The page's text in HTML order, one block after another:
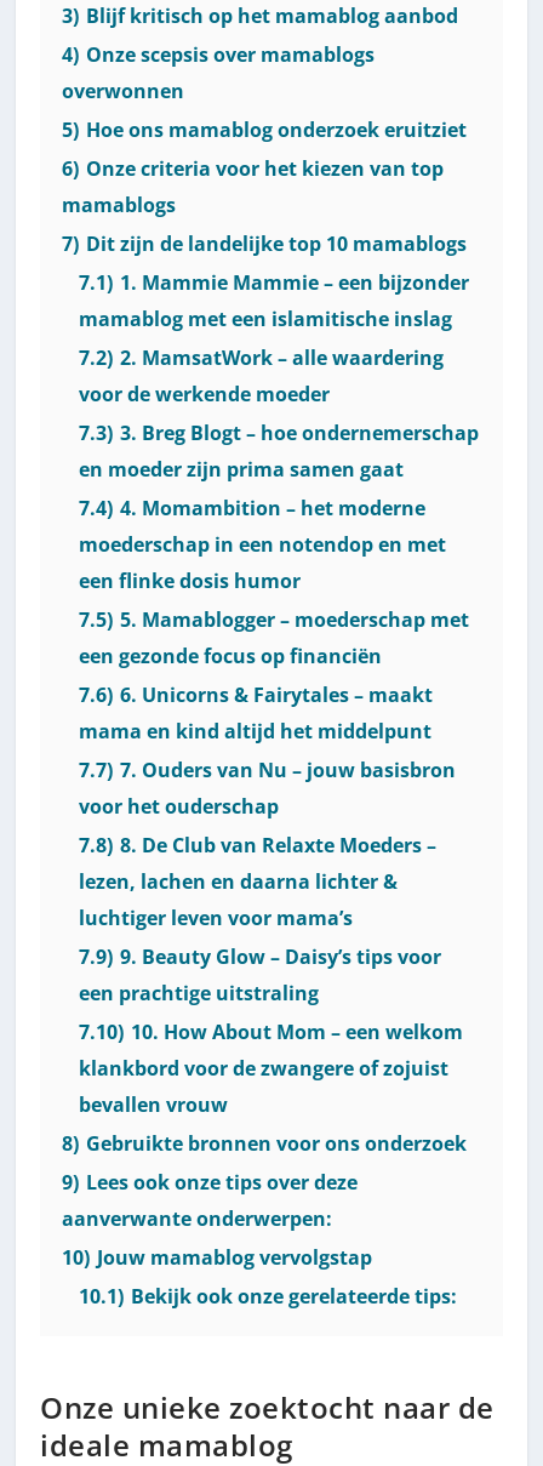
3) Blijf kritisch op het mamablog aanbod
4) Onze scepsis over mamablogs
overwonnen
5) Hoe ons mamablog onderzoek eruitziet
6) Onze criteria voor het kiezen van top
mamablogs
7) Dit zijn de landelijke top 10 mamablogs
7.1) 1. Mammie Mammie – een bijzonder
mamablog met een islamitische inslag
7.2) 2. MamsatWork – alle waardering
voor de werkende moeder
7.3) 3. Breg Blogt – hoe ondernemerschap
en moeder zijn prima samen gaat
7.4) 4. Momambition – het moderne
moederschap in een notendop en met
een flinke dosis humor
7.5) 5. Mamablogger – moederschap met
een gezonde focus op financiën
7.6) 6. Unicorns & Fairytales – maakt
mama en kind altijd het middelpunt
7.7) 7. Ouders van Nu – jouw basisbron
voor het ouderschap
7.8) 8. De Club van Relaxte Moeders –
lezen, lachen en daarna lichter &
luchtiger leven voor mama’s
7.9) 9. Beauty Glow – Daisy’s tips voor
een prachtige uitstraling
7.10) 10. How About Mom – een welkom
klankbord voor de zwangere of zojuist
bevallen vrouw
8) Gebruikte bronnen voor ons onderzoek
9) Lees ook onze tips over deze
aanverwante onderwerpen:
10) Jouw mamablog vervolgstap
10.1) Bekijk ook onze gerelateerde tips:
Onze unieke zoektocht naar de
ideale mamablog